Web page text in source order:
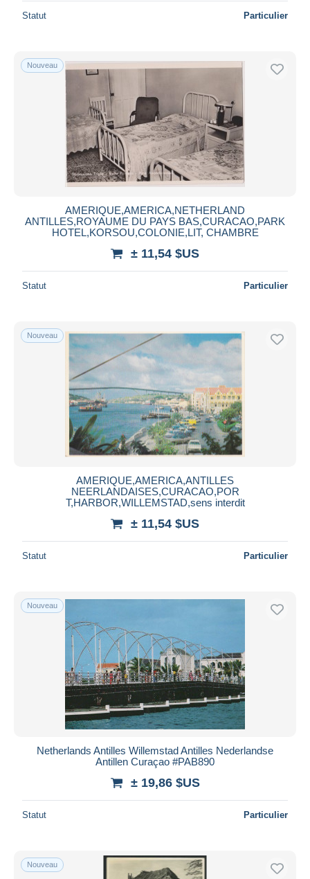
Statut Particulier
Nouveau
AMERIQUE,AMERICA,NETHERLAND
ANTILLES,ROYAUME DU PAYS BAS,CURACAO,PARK
HOTEL,KORSOU,COLONIE,LIT, CHAMBRE
± 11,54 $US
Statut Particulier
Nouveau
AMERIQUE,AMERICA,ANTILLES
NEERLANDAISES,CURACAO,POR
T,HARBOR,WILLEMSTAD,sens interdit
± 11,54 $US
Statut Particulier
Nouveau
Netherlands Antilles Willemstad Antilles Nederlandse
Antillen Curaçao #PAB890
± 19,86 $US
Statut Particulier
Nouveau